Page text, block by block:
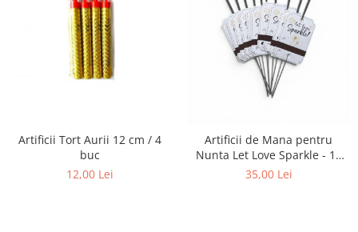
Artificii Tort Aurii 12 cm / 4
buc
12,00 Lei
Artificii de Mana pentru
Nunta Let Love Sparkle - 10
bucati
35,00 Lei